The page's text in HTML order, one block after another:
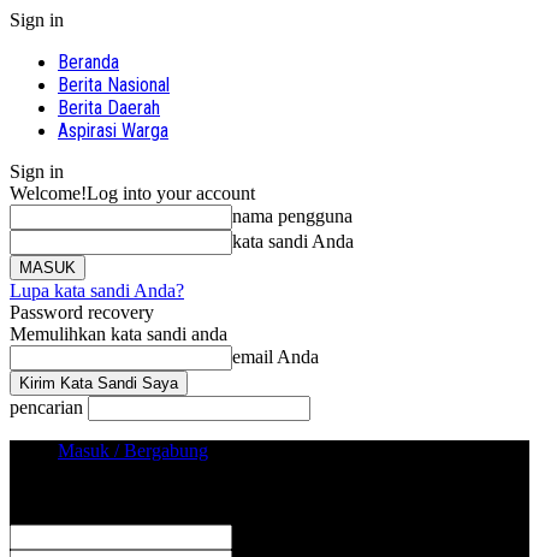
Sign in
Beranda
Berita Nasional
Berita Daerah
Aspirasi Warga
Sign in
Welcome!Log into your account
nama pengguna
kata sandi Anda
Lupa kata sandi Anda?
Password recovery
Memulihkan kata sandi anda
email Anda
pencarian
Masuk / Bergabung